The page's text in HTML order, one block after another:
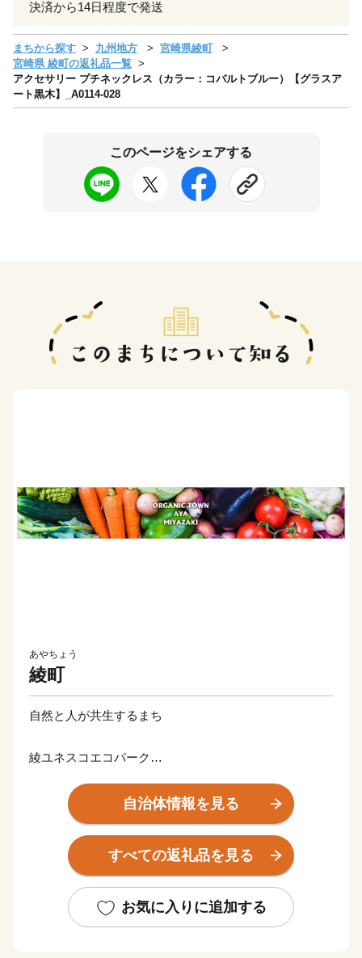
決済から14日程度で発送
まちから探す 九州地方
宮崎県綾町
宮崎県 綾町の返礼品一覧
アクセサリー プチネックレス（カラー：コバルトブルー）【グラスア
ート黒木】_A0114-028
このページをシェアする
あやちょう
綾町
自然と人が共生するまち
綾ユネスコエコパーク
日本最大級の照葉樹林を有する綾町は、半世紀にわたっ
て森を守り、自然と共生する地域づくりを進めてきまし
た。全国に先駆けて推進した有機農業や手づくり工芸の
里づくり、綾の照葉樹林プロジェクトなど官民あげての
ネスコエコパークに登録されました。
雄大な自然と、自然の恵みに感謝しながら生きる人々が
自治体情報を見る
すべての返礼品を見る
お気に入りに追加する